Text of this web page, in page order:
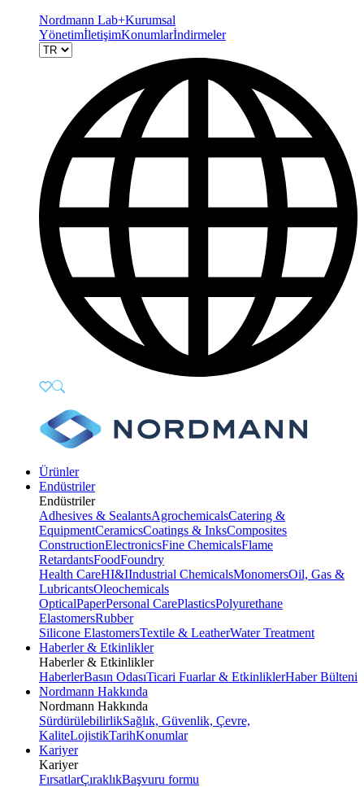
Nordmann Lab+Kurumsal
YönetimİletişimKonumlarİndirmeler
Ürünler
Endüstriler
Endüstriler
Adhesives & SealantsAgrochemicalsCatering &
EquipmentCeramicsCoatings & InksComposites
ConstructionElectronicsFine ChemicalsFlame
RetardantsFoodFoundry
Health CareHI&IIndustrial ChemicalsMonomersOil, Gas &
LubricantsOleochemicals
OpticalPaperPersonal CarePlasticsPolyurethane
ElastomersRubber
Silicone ElastomersTextile & LeatherWater Treatment
Haberler & Etkinlikler
Haberler & Etkinlikler
HaberlerBasın OdasıTicari Fuarlar & EtkinliklerHaber Bülteni
Nordmann Hakkında
Nordmann Hakkında
SürdürülebilirlikSağlık, Güvenlik, Çevre,
KaliteLojistikTarihKonumlar
Kariyer
Kariyer
FırsatlarÇıraklıkBaşvuru formu